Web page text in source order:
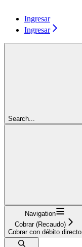
Ingresar
Ingresar
Search...
Navigation
Cobrar (Recaudo)
Cobrar con débito directo